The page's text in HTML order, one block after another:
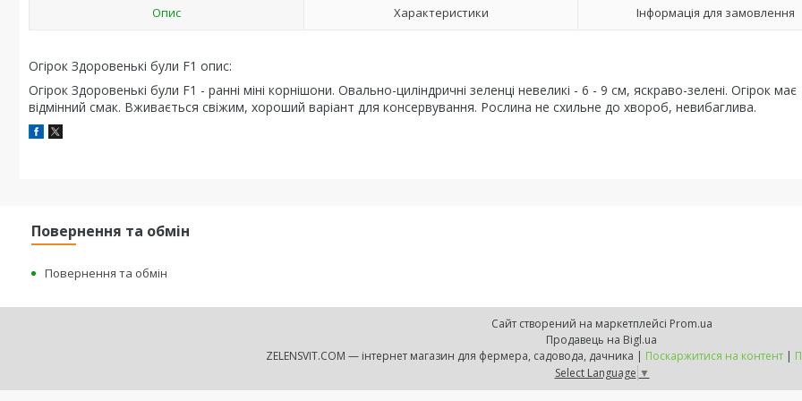
Опис Характеристики Інформація для замовлення
Огірок Здоровенькі були F1 опис:
Огірок Здоровенькі були F1 - ранні міні корнішони. Овально-циліндричні зеленці невеликі - 6 - 9 см, яскраво-зелені. Огірок має
відмінний смак. Вживається свіжим, хороший варіант для консервування. Рослина не схильне до хвороб, невибаглива.
Повернення та обмін
Повернення та обмін
Сайт створений на маркетплейсі Prom.ua
Продавець на Bigl.ua
ZELENSVIT.COM — інтернет магазин для фермера, садовода, дачника | Поскаржитися на контент |
Select Language ▼